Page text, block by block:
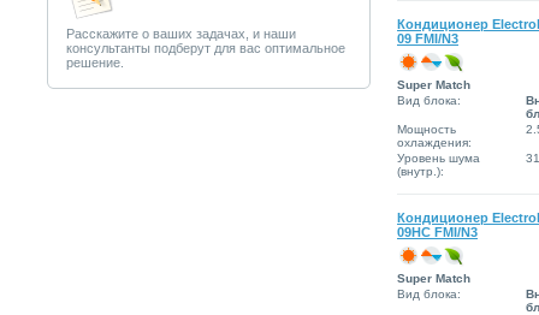
Расскажите о ваших задачах, и наши
консультанты подберут для вас оптимальное
решение.
Кондиционер
09 FMI/N3
Super Match
Вид блока:
Мощность
охлаждения:
Уровень шума
(внутр.):
Кондиционер
09HC FMI/N3
Super Match
Вид блока: